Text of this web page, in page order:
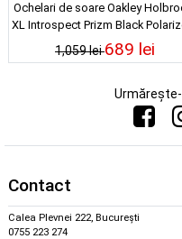
Ochelari de soare Oakley
XL Introspect Prizm Black
1,059 lei689 lei
Contact
Calea Plevnei 222, București
0755 223 274